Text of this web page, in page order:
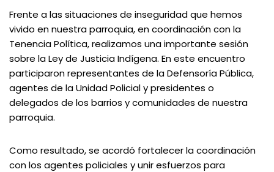
Frente a las situaciones de inseguridad que hemos
vivido en nuestra parroquia, en coordinación con la
Tenencia Política, realizamos una importante sesión
sobre la Ley de Justicia Indígena. En este encuentro
participaron representantes de la Defensoría Pública,
agentes de la Unidad Policial y presidentes o
delegados de los barrios y comunidades de nuestra
parroquia.
Como resultado, se acordó fortalecer la coordinación
con los agentes policiales y unir esfuerzos para